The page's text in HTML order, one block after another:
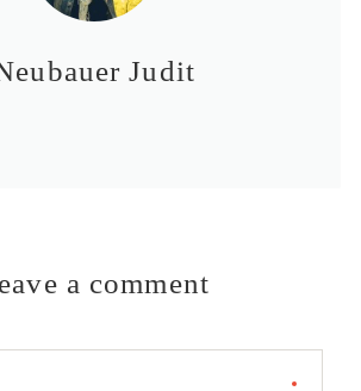
Judit
a comment